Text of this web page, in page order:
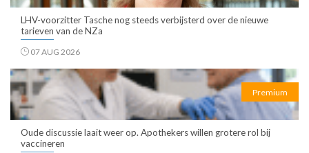
LHV-voorzitter Tasche nog steeds verbijsterd over de nieuwe
tarieven van de NZa
07 AUG 2026
Premium
Oude discussie laait weer op. Apothekers willen grotere rol bij
vaccineren